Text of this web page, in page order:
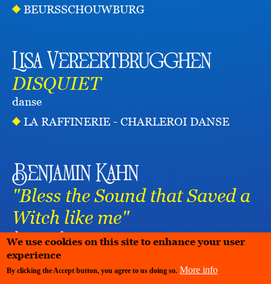
BEURSSCHOUWBURG
Lisa Vereertbrugghen
DISQUIET
danse
LA RAFFINERIE - CHARLEROI DANSE
Benjamin Kahn
"Bless the Sound that Saved a
Witch like me"
danseperformance
We use cookies on this site to enhance your user
experience
By clicking the Accept button, you agree to us doing so. More info